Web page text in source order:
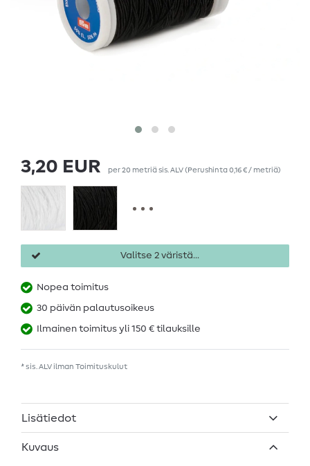
3,20 EUR per20 metriäsis. ALV(Perushinta0,16 € / metriä)
Valitse 2 väristä...
Nopea toimitus
30 päivän palautusoikeus
Ilmainen toimitus yli 150 € tilauksille
* sis. ALV ilman Toimituskulut
Lisätiedot
Kuvaus